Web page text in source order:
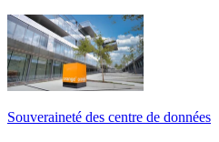
Souveraineté des centre de données